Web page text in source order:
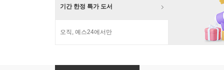
기간 한정 특가 도서
오직, 예스24에서만